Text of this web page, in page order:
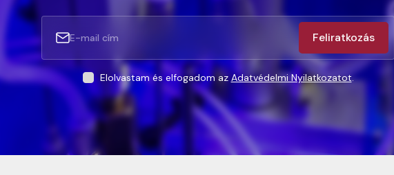
Feliratkozás
Elolvastam és elfogadom azAdatvédelmi Nyilatkozatot.